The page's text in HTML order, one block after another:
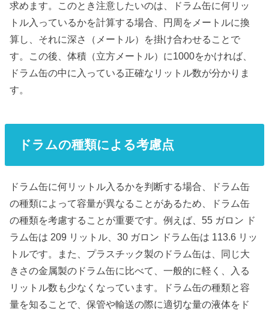
求めます。このとき注意したいのは、ドラム缶に何リッ
トル入っているかを計算する場合、円周をメートルに換
算し、それに深さ（メートル）を掛け合わせることで
す。この後、体積（立方メートル）に1000をかければ、
ドラム缶の中に入っている正確なリットル数が分かりま
す。
ドラムの種類による考慮点
ドラム缶に何リットル入るかを判断する場合、ドラム缶
の種類によって容量が異なることがあるため、ドラム缶
の種類を考慮することが重要です。例えば、55 ガロン ド
ラム缶は 209 リットル、30 ガロン ドラム缶は 113.6 リッ
トルです。また、プラスチック製のドラム缶は、同じ大
きさの金属製のドラム缶に比べて、一般的に軽く、入る
リットル数も少なくなっています。ドラム缶の種類と容
量を知ることで、保管や輸送の際に適切な量の液体をド